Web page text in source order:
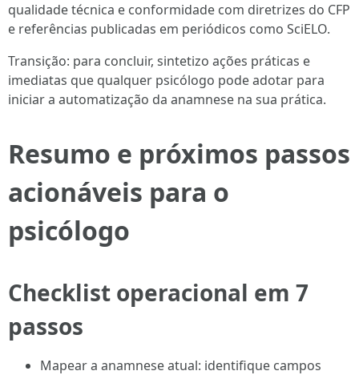
qualidade técnica e conformidade com diretrizes do CFP
e referências publicadas em periódicos como SciELO.
Transição: para concluir, sintetizo ações práticas e
imediatas que qualquer psicólogo pode adotar para
iniciar a automatização da anamnese na sua prática.
Resumo e próximos passos
acionáveis para o
psicólogo
Checklist operacional em 7
passos
Mapear a anamnese atual: identifique campos